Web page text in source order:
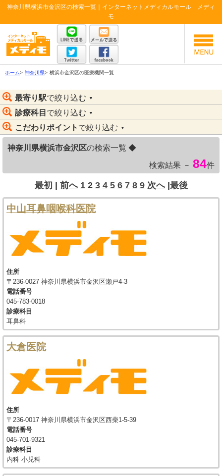
神奈川県横浜市金沢区の検索一覧｜インターネットメディカルモール メディ
モ
ホーム> 神奈川県> 横浜市金沢区の医療機関一覧
最寄り駅で絞り込む ▼
診療科目 で絞り込む ▼
こだわりポイント で絞り込む ▼
神奈川県横浜市金沢区の検索一覧 ◆
検索結果 － 84件
最初 | 前へ 1 2 3 4 5 6 7 8 9 次へ|最後
中山耳鼻咽喉科医院
住所
〒236-0027 神奈川県横浜市金沢区瀬戸4-3
電話番号
045-783-0018
診療科目
耳鼻科
大倉医院
住所
〒236-0017 神奈川県横浜市金沢区西柴1-5-39
電話番号
045-701-9321
診療科目
内科 小児科